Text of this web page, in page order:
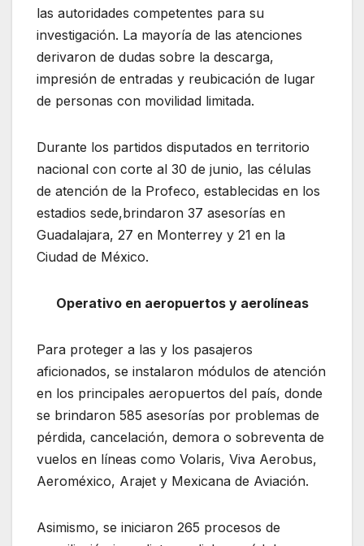
las autoridades competentes para su
investigación. La mayoría de las atenciones
derivaron de dudas sobre la descarga,
impresión de entradas y reubicación de lugar
de personas con movilidad limitada.
Durante los partidos disputados en territorio
nacional con corte al 30 de junio, las células
de atención de la Profeco, establecidas en los
estadios sede,brindaron 37 asesorías en
Guadalajara, 27 en Monterrey y 21 en la
Ciudad de México.
Operativo en aeropuertos y aerolíneas
Para proteger a las y los pasajeros
aficionados, se instalaron módulos de atención
en los principales aeropuertos del país, donde
se brindaron 585 asesorías por problemas de
pérdida, cancelación, demora o sobreventa de
vuelos en líneas como Volaris, Viva Aerobus,
Aeroméxico, Arajet y Mexicana de Aviación.
Asimismo, se iniciaron 265 procesos de